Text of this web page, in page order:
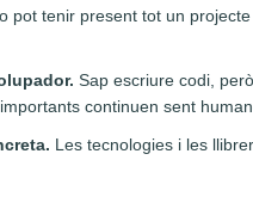
pot tenir present tot un
Sap escriure codi,
continuen sent
Les tecnologies i les